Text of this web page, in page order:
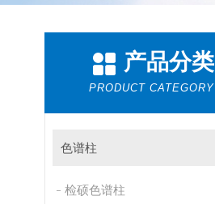
产品分类
PRODUCT CATEGORY
色谱柱
检硕色谱柱